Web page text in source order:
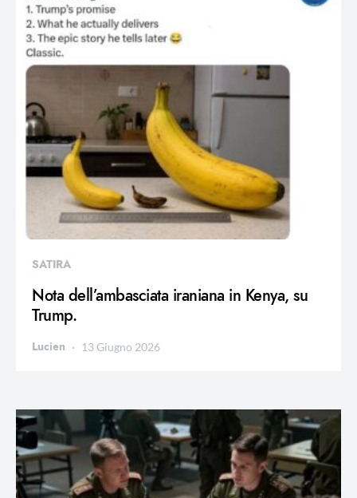
SATIRA
Nota dell’ambasciata iraniana in Kenya, su
Trump.
Lucien 13 Giugno 2026